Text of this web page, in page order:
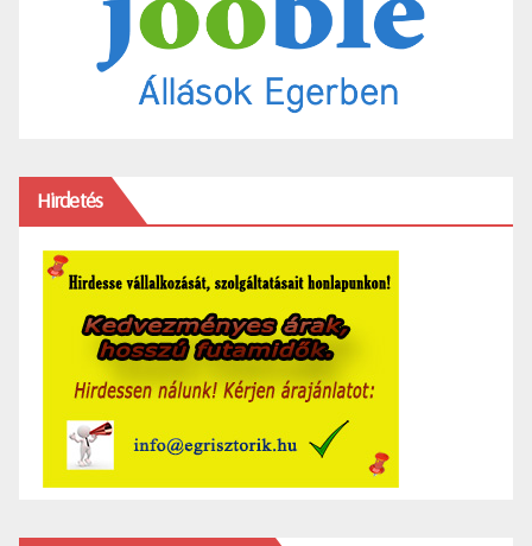
Hirdetés